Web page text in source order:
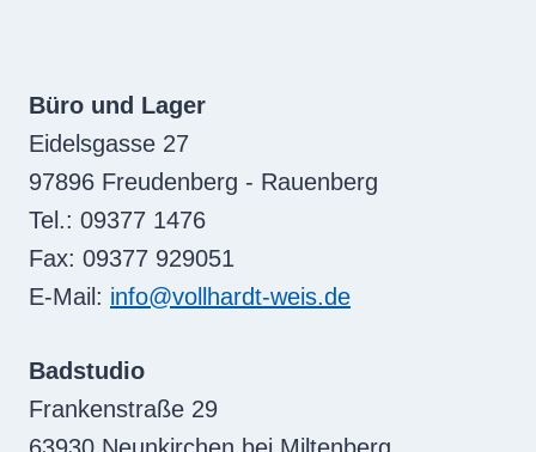
Büro und Lager
Eidelsgasse 27
97896 Freudenberg - Rauenberg
Tel.: 09377 1476
Fax: 09377 929051
E-Mail: info@vollhardt-weis.de
Badstudio
Frankenstraße 29